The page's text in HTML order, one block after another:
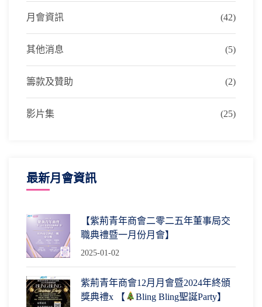
月會資訊 (42)
其他消息 (5)
籌款及贊助 (2)
影片集 (25)
最新月會資訊
【紫荊青年商會二零二五年董事局交
職典禮暨一月份月會】
2025-01-02
紫荊青年商會12月月會暨2024年終頒
獎典禮x 【
Bling Bling聖誕Party】